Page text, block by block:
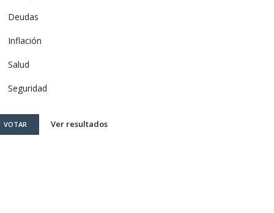
Deudas
Inflación
Salud
Seguridad
VOTAR Ver resultados